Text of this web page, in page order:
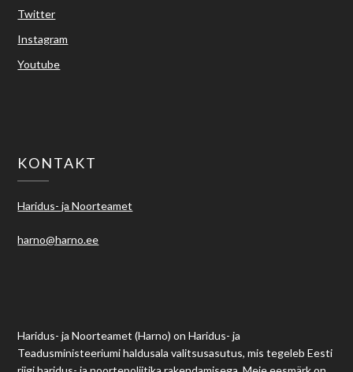
Twitter
Instagram
Youtube
KONTAKT
Haridus- ja Noorteamet
harno@harno.ee
Haridus- ja Noorteamet (Harno) on Haridus- ja
Teadusministeeriumi haldusala valitsusasutus, mis tegeleb Eesti